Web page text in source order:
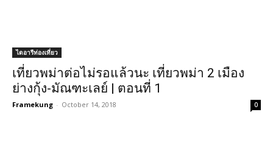
ไดอารีท่องเที่ยว
เที่ยวพม่าต่อไม่รอแล้วนะ เที่ยวพม่า 2 เมือง
ย่างกุ้ง-มัณฑะเลย์ | ตอนที่ 1
Framekung - October 14, 2018 0